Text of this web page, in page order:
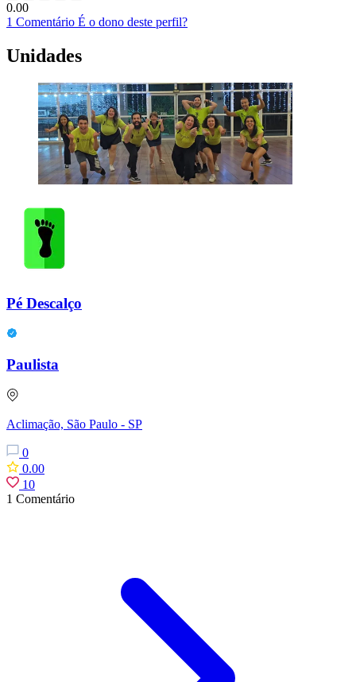
0.00
1 Comentário É o dono deste perfil?
Unidades
Pé Descalço
Paulista
Aclimação, São Paulo - SP
0
0.00
10
1 Comentário